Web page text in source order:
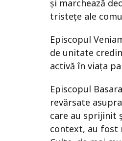
și marchează
tristețe ale
Episcopul
de unitate
activă în viața
Episcopul
revărsate
care au sprijinit
context, au fost